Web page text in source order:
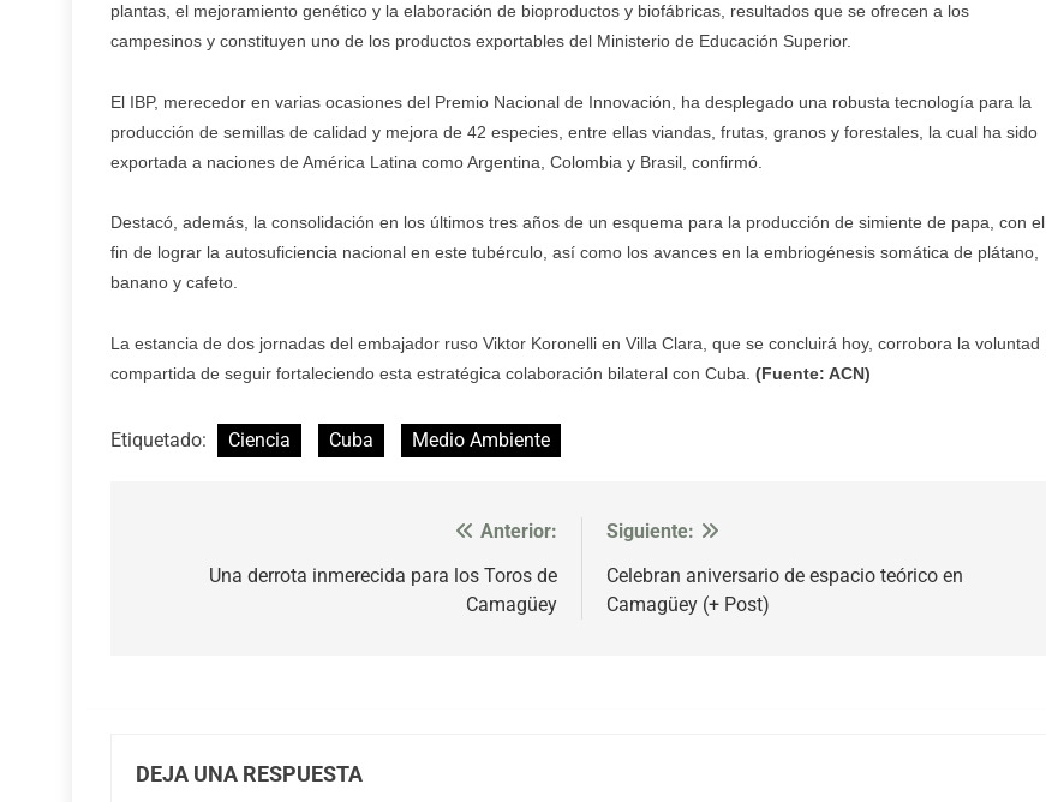
plantas, el mejoramiento genético y la elaboración de bioproductos y biofábricas, resultados que se ofrecen a los
campesinos y constituyen uno de los productos exportables del Ministerio de Educación Superior.
El IBP, merecedor en varias ocasiones del Premio Nacional de Innovación, ha desplegado una robusta tecnología para la
producción de semillas de calidad y mejora de 42 especies, entre ellas viandas, frutas, granos y forestales, la cual ha sido
exportada a naciones de América Latina como Argentina, Colombia y Brasil, confirmó.
Destacó, además, la consolidación en los últimos tres años de un esquema para la producción de simiente de papa, con el
fin de lograr la autosuficiencia nacional en este tubérculo, así como los avances en la embriogénesis somática de plátano,
banano y cafeto.
La estancia de dos jornadas del embajador ruso Viktor Koronelli en Villa Clara, que se concluirá hoy, corrobora la voluntad
compartida de seguir fortaleciendo esta estratégica colaboración bilateral con Cuba. (Fuente: ACN)
Etiquetado: Ciencia Cuba Medio Ambiente
Anterior:
Una derrota inmerecida para los Toros de
Camagüey
Siguiente:
Celebran aniversario de espacio teórico en
Camagüey (+ Post)
DEJA UNA RESPUESTA